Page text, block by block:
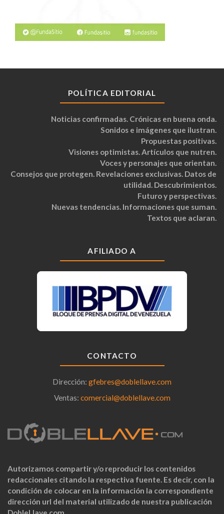
POLÍTICA EDITORIAL
Noticias confirmadas. Crónicas en buena onda.
Sonidos e imágenes que ilustran.
Propuestas positivas.
Visiones optimistas. Artículos que nutren.
Voces y personajes que orientan.
Consejos que protegen. Revelaciones exclusivas. Datos de
utilidad. Descubrimientos.
Futuro y perspectivas.
Nuevas tendencias. Informaciones que suman.
Textos que aclaran.
AFILIADO A
CONTACTO
Dirección: gfebres@doblellave.com
Ventas: comercial@doblellave.com
Autorizamos compartir y/o reproducir los contenidos
redaccionales citando la respectiva fuente. Es decir, con la
condición de colocar en la información la correspondiente
dirección url del material utilizado de nuestra publicación